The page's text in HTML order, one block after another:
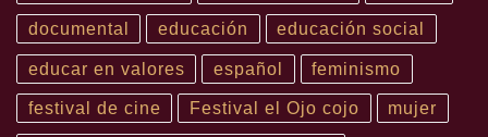
documental educación educación social
educar en valores español feminismo
festival de cine Festival el Ojo cojo mujer